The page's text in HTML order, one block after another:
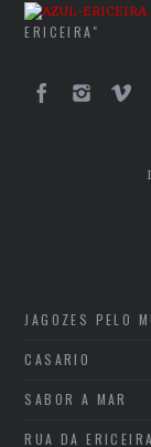
ERICEIRA"
JAGOZES PELO
CASARIO
SABOR A MAR
RUA DA ERICEIRA